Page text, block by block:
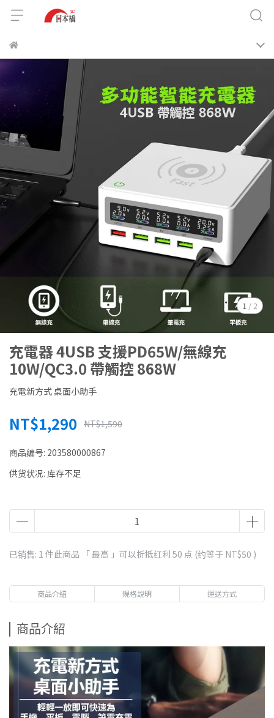
1 / 2
充電器 4USB 支援PD65W/無線充
10W/QC3.0 帶觸控 868W
充電新方式 桌面小助手
NT$1,290 NT$1,590
商品编号: 203580000867
供货状况: 库存不足
已销售: 1 件此商品 「 最高 」可以折抵红利 50 点 (约等于 NT$50 )
商品介紹 規格說明 運送方式
商品介紹